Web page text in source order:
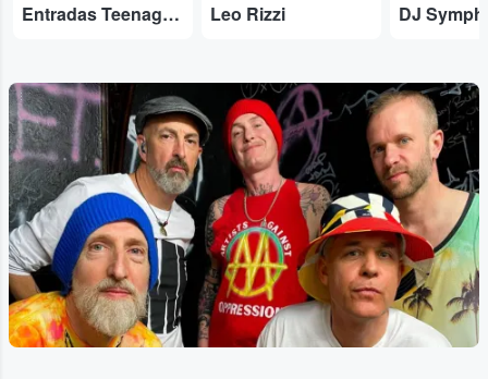
Entradas Teenage Fanclub Leo Rizzi DJ
...